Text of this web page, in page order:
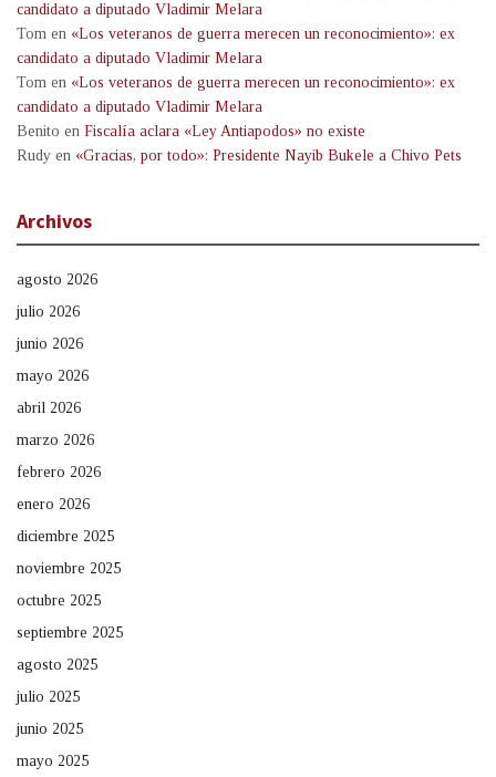
candidato a diputado Vladimir Melara
Tom en «Los veteranos de guerra merecen un reconocimiento»: ex
candidato a diputado Vladimir Melara
Tom en «Los veteranos de guerra merecen un reconocimiento»: ex
candidato a diputado Vladimir Melara
Benito en Fiscalía aclara «Ley Antiapodos» no existe
Rudy en «Gracias, por todo»: Presidente Nayib Bukele a Chivo Pets
Archivos
agosto 2026
julio 2026
junio 2026
mayo 2026
abril 2026
marzo 2026
febrero 2026
enero 2026
diciembre 2025
noviembre 2025
octubre 2025
septiembre 2025
agosto 2025
julio 2025
junio 2025
mayo 2025